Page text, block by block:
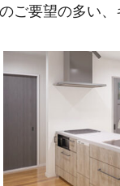
ご要望の多い